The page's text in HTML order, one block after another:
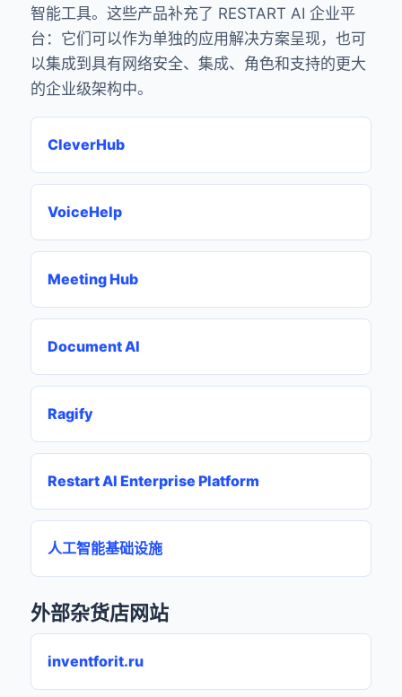
智能工具。这些产品补充了 RESTART AI 企业平
台：它们可以作为单独的应用解决方案呈现，也可
以集成到具有网络安全、集成、角色和支持的更大
的企业级架构中。
CleverHub
VoiceHelp
Meeting Hub
Document AI
Ragify
Restart AI Enterprise Platform
人工智能基础设施
外部杂货店网站
inventforit.ru